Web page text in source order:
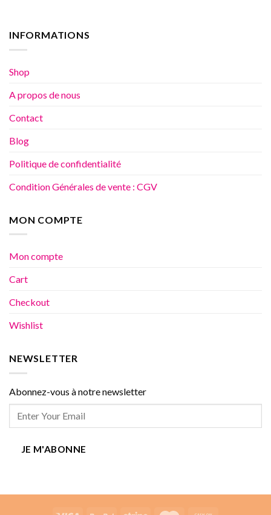
INFORMATIONS
Shop
A propos de nous
Contact
Blog
Politique de confidentialité
Condition Générales de vente : CGV
MON COMPTE
Mon compte
Cart
Checkout
Wishlist
NEWSLETTER
Abonnez-vous à notre newsletter
JE M'ABONNE